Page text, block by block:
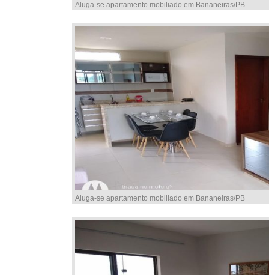
Aluga-se apartamento mobiliado em Bananeiras/PB
Aluga-se apartamento mobiliado em Bananeiras/PB